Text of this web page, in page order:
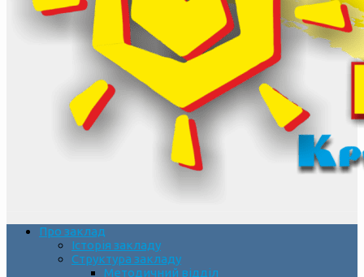
Про заклад
Історія закладу
Структура закладу
Методичний відділ